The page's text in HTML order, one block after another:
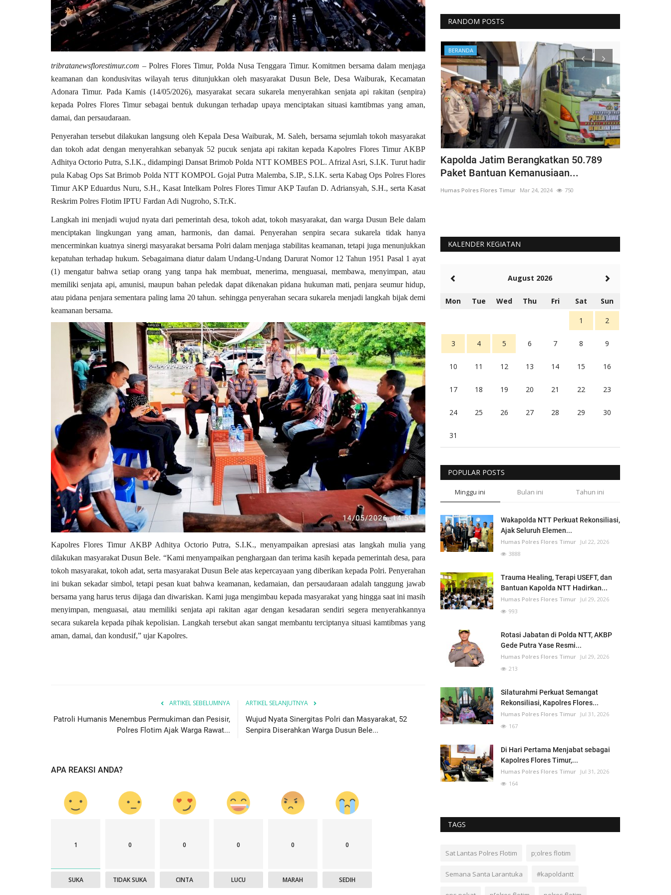
tribratanewsflorestimur.com – Polres Flores Timur, Polda Nusa Tenggara Timur. Komitmen bersama dalam menjaga
keamanan dan kondusivitas wilayah terus ditunjukkan oleh masyarakat Dusun Bele, Desa Waiburak, Kecamatan
Adonara Timur. Pada Kamis (14/05/2026), masyarakat secara sukarela menyerahkan senjata api rakitan (senpira)
kepada Polres Flores Timur sebagai bentuk dukungan terhadap upaya menciptakan situasi kamtibmas yang aman,
damai, dan persaudaraan.
Penyerahan tersebut dilakukan langsung oleh Kepala Desa Waiburak, M. Saleh, bersama sejumlah tokoh masyarakat
dan tokoh adat dengan menyerahkan sebanyak 52 pucuk senjata api rakitan kepada Kapolres Flores Timur AKBP
Adhitya Octorio Putra, S.I.K., didampingi Dansat Brimob Polda NTT KOMBES POL. Afrizal Asri, S.I.K. Turut hadir
pula Kabag Ops Sat Brimob Polda NTT KOMPOL Gojal Putra Malemba, S.IP., S.I.K. serta Kabag Ops Polres Flores
Timur AKP Eduardus Nuru, S.H., Kasat Intelkam Polres Flores Timur AKP Taufan D. Adriansyah, S.H., serta Kasat
Reskrim Polres Flotim IPTU Fardan Adi Nugroho, S.Tr.K.
Langkah ini menjadi wujud nyata dari pemerintah desa, tokoh adat, tokoh masyarakat, dan warga Dusun Bele dalam
menciptakan lingkungan yang aman, harmonis, dan damai. Penyerahan senpira secara sukarela tidak hanya
mencerminkan kuatnya sinergi masyarakat bersama Polri dalam menjaga stabilitas keamanan, tetapi juga menunjukkan
kepatuhan terhadap hukum. Sebagaimana diatur dalam Undang-Undang Darurat Nomor 12 Tahun 1951 Pasal 1 ayat
(1) mengatur bahwa setiap orang yang tanpa hak membuat, menerima, menguasai, membawa, menyimpan, atau
memiliki senjata api, amunisi, maupun bahan peledak dapat dikenakan pidana hukuman mati, penjara seumur hidup,
atau pidana penjara sementara paling lama 20 tahun. sehingga penyerahan secara sukarela menjadi langkah bijak demi
keamanan bersama.
Kapolres Flores Timur AKBP Adhitya Octorio Putra, S.I.K., menyampaikan apresiasi atas langkah mulia yang
dilakukan masyarakat Dusun Bele. “Kami menyampaikan penghargaan dan terima kasih kepada pemerintah desa, para
tokoh masyarakat, tokoh adat, serta masyarakat Dusun Bele atas kepercayaan yang diberikan kepada Polri. Penyerahan
ini bukan sekadar simbol, tetapi pesan kuat bahwa keamanan, kedamaian, dan persaudaraan adalah tanggung jawab
bersama yang harus terus dijaga dan diwariskan. Kami juga mengimbau kepada masyarakat yang hingga saat ini masih
menyimpan, menguasai, atau memiliki senjata api rakitan agar dengan kesadaran sendiri segera menyerahkannya
secara sukarela kepada pihak kepolisian. Langkah tersebut akan sangat membantu terciptanya situasi kamtibmas yang
aman, damai, dan kondusif,” ujar Kapolres.
ARTIKEL SEBELUMNYA
Patroli Humanis Menembus Permukiman dan Pesisir,
Polres Flotim Ajak Warga Rawat...
ARTIKEL SELANJUTNYA
Wujud Nyata Sinergitas Polri dan Masyarakat, 52
Senpira Diserahkan Warga Dusun Bele...
APA REAKSI ANDA?
1
SUKA
0
TIDAK SUKA
0
CINTA
0
LUCU
0
MARAH
0
SEDIH
RANDOM POSTS
Pelabuhan...
Headlines
Bhabinkamtibmas Ile Boleng Dampingi
Kelompok Tani Tanam...
Humas Polres Flores Timur Des 16, 2025 408
Headlines
Peduli Difabel, Polres Flotim
Laksanakan Peraktik Bahasa...
Humas Polres Flores Timur Mar 31, 2021 1300
BERANDA
Kapolda Jatim Berangkatkan 50.789
Paket Bantuan Kemanusiaan...
Humas Polres Flores Timur Mar 24, 2024 750
KALENDER KEGIATAN
August 2026
Mon Tue Wed Thu Fri Sat Sun
1 2
3 4 5 6 7 8 9
10 11 12 13 14 15 16
17 18 19 20 21 22 23
24 25 26 27 28 29 30
31
POPULAR POSTS
Minggu ini Bulan ini Tahun ini
Wakapolda NTT Perkuat Rekonsiliasi,
Ajak Seluruh Elemen...
Humas Polres Flores Timur Jul 22, 2026
3888
Trauma Healing, Terapi USEFT, dan
Bantuan Kapolda NTT Hadirkan...
Humas Polres Flores Timur Jul 29, 2026
993
Rotasi Jabatan di Polda NTT, AKBP
Gede Putra Yase Resmi...
Humas Polres Flores Timur Jul 29, 2026
213
Silaturahmi Perkuat Semangat
Rekonsiliasi, Kapolres Flores...
Humas Polres Flores Timur Jul 31, 2026
167
Di Hari Pertama Menjabat sebagai
Kapolres Flores Timur,...
Humas Polres Flores Timur Jul 31, 2026
164
TAGS
Sat Lantas Polres Flotim p;olres flotim
Semana Santa Larantuka #kapoldantt